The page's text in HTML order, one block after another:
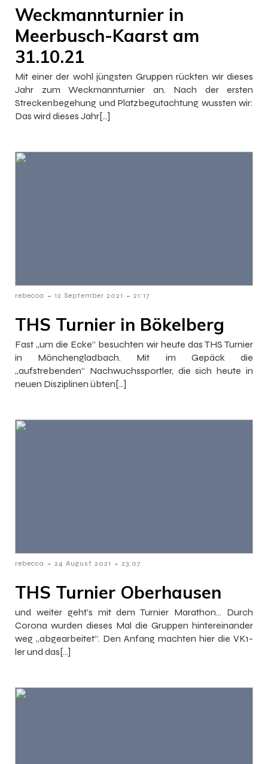
Weckmannturnier in
Meerbusch-Kaarst am
31.10.21
Mit einer der wohl jüngsten Gruppen rückten wir dieses
Jahr zum Weckmannturnier an. Nach der ersten
Streckenbegehung und Platzbegutachtung wussten wir:
Das wird dieses Jahr[…]
rebecca - 12 September 2021 - 21:17
THS Turnier in Bökelberg
Fast „um die Ecke“ besuchten wir heute das THS Turnier
in Mönchengladbach. Mit im Gepäck die
„aufstrebenden“ Nachwuchssportler, die sich heute in
neuen Disziplinen übten[…]
rebecca - 24 August 2021 - 23:07
THS Turnier Oberhausen
und weiter geht’s mit dem Turnier Marathon… Durch
Corona wurden dieses Mal die Gruppen hintereinander
weg „abgearbeitet“. Den Anfang machten hier die VK1-
ler und das[…]